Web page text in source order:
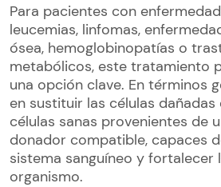
Para pacientes con
leucemias, linfomas,
ósea, hemoglobinopatías o
metabólicos, este tratamiento
una opción clave. En términos
en sustituir las células
células sanas provenientes de
donador compatible, capaces
sistema sanguíneo y fortalecer
organismo.